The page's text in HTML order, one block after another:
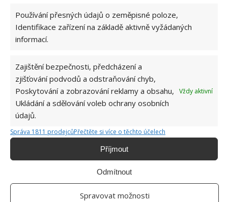
Používání přesných údajů o zeměpisné poloze,
Identifikace zařízení na základě aktivně vyžádaných
informací.
Zajištění bezpečnosti, předcházení a
zjišťování podvodů a odstraňování chyb,
Poskytování a zobrazování reklamy a obsahu,
Ukládání a sdělování voleb ochrany osobních
údajů.
Vždy aktivní
Správa 1811 prodejcůPřečtěte si více o těchto účelech
Příjmout
Odmítnout
Spravovat možnosti
květináč, zahradního trpaslíka nebo třeba krmítko.
Zdroj:Deccoria